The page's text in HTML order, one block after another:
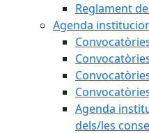
Reglament
Agenda
Agenda
dels/les